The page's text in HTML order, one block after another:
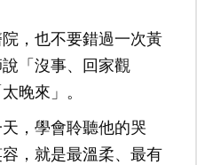
，也不要錯過一次黃
「沒事、回家觀
晚來」。
，學會聆聽他的哭
，就是最溫柔、最有